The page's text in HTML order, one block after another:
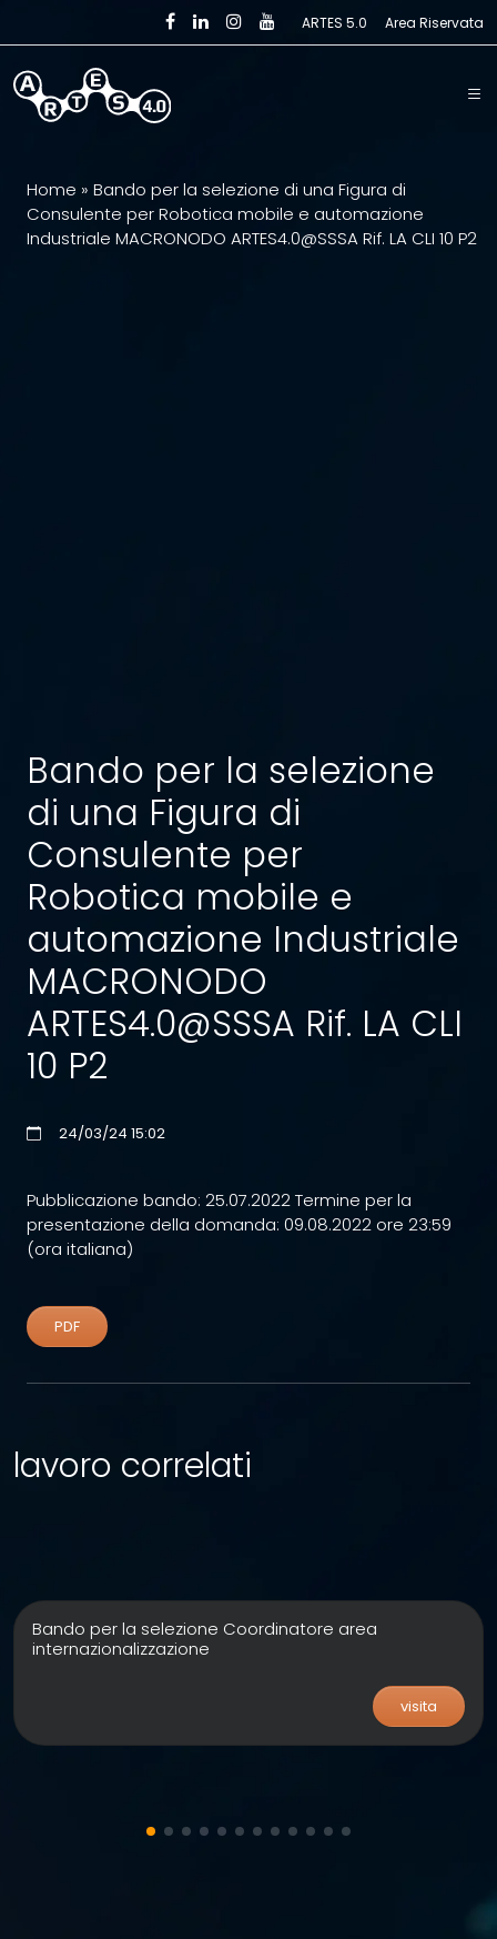
Skip to main content ARTES 5.0 Area Riservata
Home » Bando per la selezione di una Figura di
Consulente per Robotica mobile e automazione
Industriale MACRONODO ARTES4.0@SSSA Rif. LA CLI 10 P2
Bando per la selezione
di una Figura di
Consulente per
Robotica mobile e
automazione Industriale
MACRONODO
ARTES4.0@SSSA Rif. LA CLI
10 P2
24/03/24 15:02
Pubblicazione bando: 25.07.2022 Termine per la
presentazione della domanda: 09.08.2022 ore 23:59
(ora italiana)
PDF
lavoro correlati
Bando per la selezione Coordinatore area
internazionalizzazione
visita